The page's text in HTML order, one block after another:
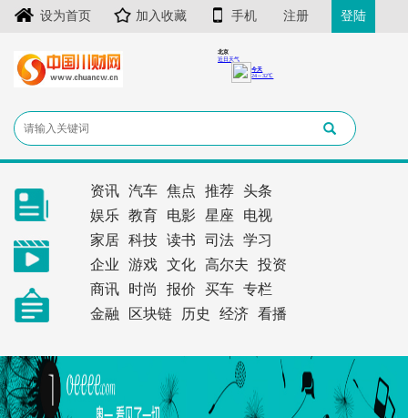
设为首页 加入收藏 手机 注册 登陆
资讯 汽车 焦点 推荐
头条
娱乐
教育 电影 星座
电视
家居
科技 读书 司法
学习
企业
游戏 文化 高尔夫
投资
商讯
时尚 报价 买车
专栏
金融
区块链 历史 经济 看播